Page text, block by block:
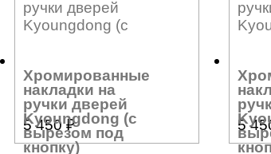
Хромированные
накладки на
ручки дверей
Kyoungdong (с
вырезом под
кнопку)
5 450₽ 5